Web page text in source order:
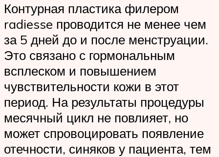
Контурная пластика филером
radiesse проводится не менее чем
за 5 дней до и после менструации.
Это связано с гормональным
всплеском и повышением
чувствительности кожи в этот
период. На результаты процедуры
месячный цикл не повлияет, но
может спровоцировать появление
отечности, синяков у пациента, тем